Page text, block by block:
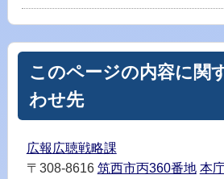
このページの内容に関
わせ先
広報広聴戦略課
〒308-8616 筑西市丙360番地 本